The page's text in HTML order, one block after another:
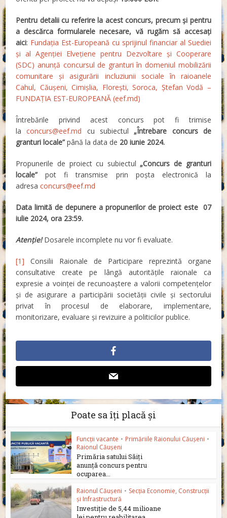
Pentru detalii cu referire la acest concurs, precum și pentru
a descărca formularele necesare, vă rugăm să accesați
aici: Fundația Est-Europeană cu sprijinul financiar al Suediei
și al Agenției Elvețiene pentru Dezvoltare și Cooperare
(SDC) anunță concursul de granturi în domeniul mobilizării
comunitare și asigurării incluziunii sociale în raioanele
Cahul, Căuşeni, Cimișlia, Florești, Soroca, Ștefan Vodă –
FUNDAȚIA EST-EUROPEANĂ (eef.md)
Întrebările privind acest concurs pot fi trimise
laconcurs@eef.md cu subiectul„Întrebare concurs de
granturi locale”până la data de 20 iunie 2024.
Propunerile de proiect cu subiectul„Concurs de granturi
locale” pot fi transmise prin poșta electronică la
adresaconcurs@eef.md
Data limită de depunere a propunerilor de proiect este 07
iulie 2024, ora 23:59.
Atenție!Dosarele incomplete nu vor fi evaluate.
[1] Consilii Raionale de Participare reprezintă organe
consultative create pe lângă autoritățile raionale ca
expresie a voinței de recunoaștere a valorii competențelor
şi de asigurare a participării societății civile şi sectorului
privat în procesul de elaborare, implementare,
monitorizare, evaluare şi revizuire a politicilor publice.
Poate sa îți placă și
Funcții vacante • Primăriile Raionului Căușeni •
Raionul Căușeni
Primăria satului Săiți
anunță concurs pentru
ocuparea...
Raionul Căușeni • Secția Economie, Construcții
și Infrastructură
Investiție de 5,44 milioane